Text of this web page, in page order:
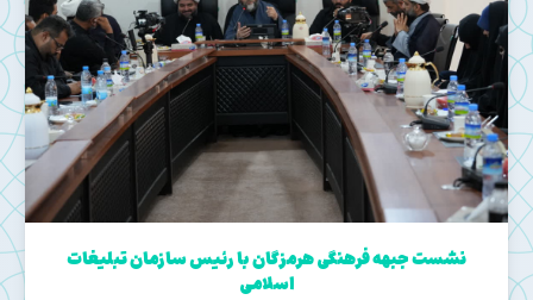
نشست جبهه فرهنگی هرمزگان با رئیس سازمان تبلیغات
اسلامی